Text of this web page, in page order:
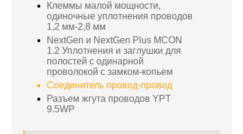
Клеммы малой мощности,
одиночные уплотнения проводов
1,2 мм-2,8 мм
NextGen и NextGen Plus MCON
1.2 Уплотнения и заглушки для
полостей с одинарной
проволокой с замком-копьем
Соединитель провод-провод
Разъем жгута проводов YPT
9.5WP